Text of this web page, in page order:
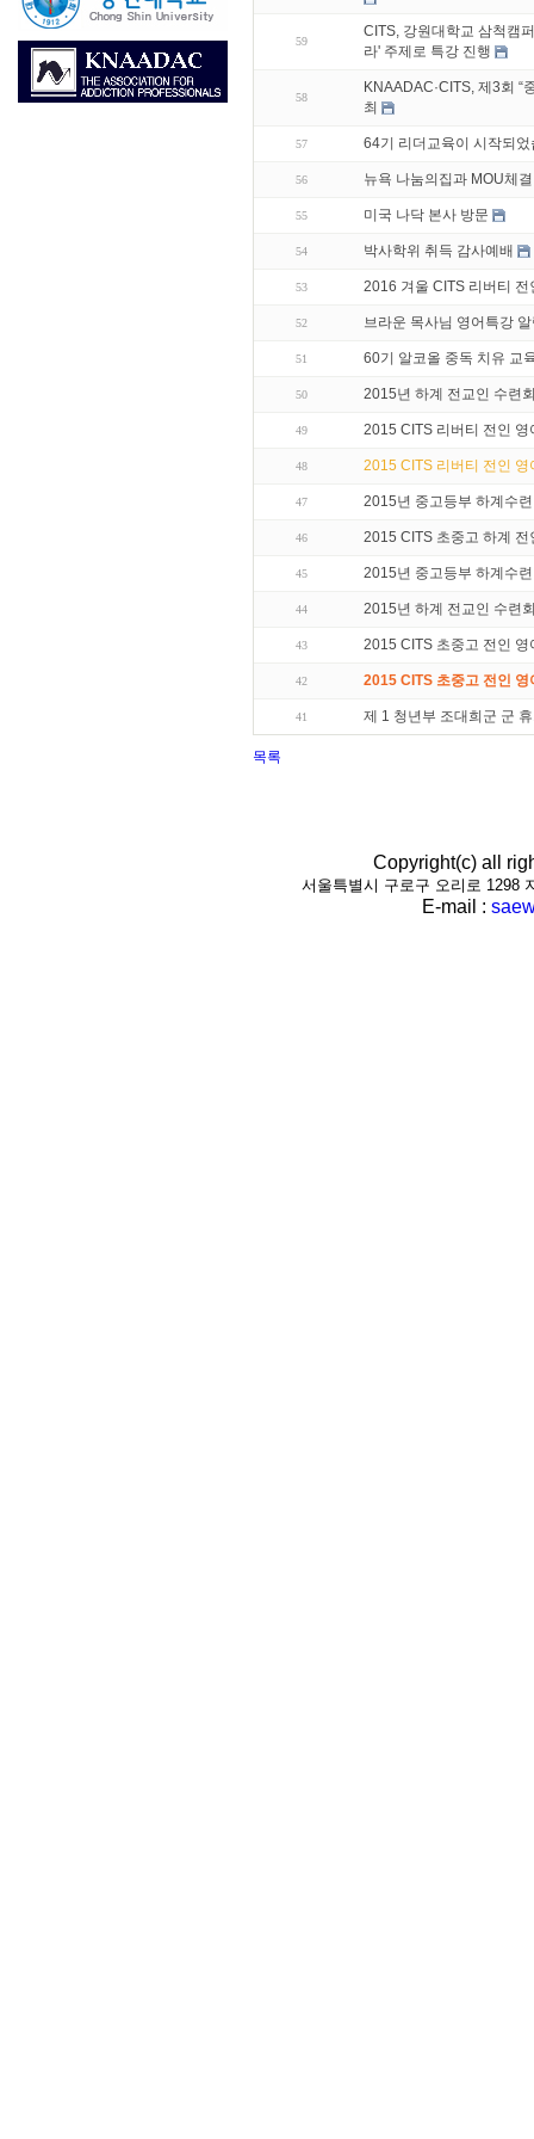
59
CITS, 강원대학교 삼척캠
라' 주제로 특강 진행
58
KNAADAC·CITS, 제3회 “
최
57 64기 리더교육이 시작되었
56 뉴욕 나눔의집과 MOU체결
55 미국 나닥 본사 방문
54 박사학위 취득 감사예배
53 2016 겨울 CITS 리버티 전
52 브라운 목사님 영어특강
51 60기 알코올 중독 치유 교
50 2015년 하계 전교인 수련
49 2015 CITS 리버티 전인 영
48 2015 CITS 리버티 전인 영
47 2015년 중고등부 하계수
46 2015 CITS 초중고 하계 전
45 2015년 중고등부 하계수
44 2015년 하계 전교인 수련
43 2015 CITS 초중고 전인 영
42 2015 CITS 초중고 전인 영
41 제 1 청년부 조대희군 군
목록
Copyright(c) all
서울특별시 구로구 오리로 1298
E-mail :